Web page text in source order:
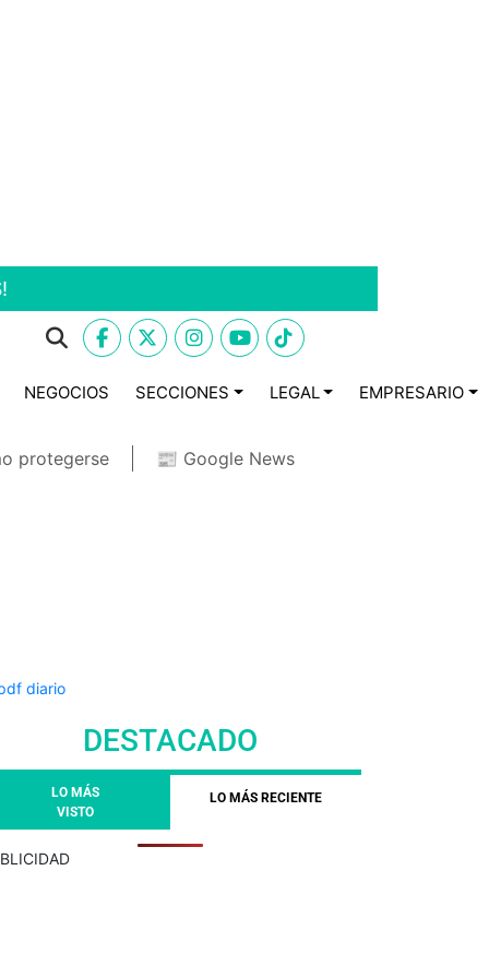
NEGOCIOS SECCIONES LEGAL EMPRESARIO
protegerse 📰 Google News
DESTACADO
LO MÁS
VISTO
LO MÁS RECIENTE